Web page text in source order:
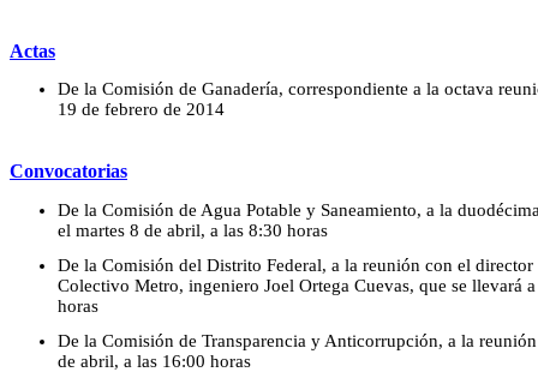
Actas
De la Comisión de Ganadería, correspondiente a la octava
19 de febrero de 2014
Convocatorias
De la Comisión de Agua Potable y Saneamiento, a la
el martes 8 de abril, a las 8:30 horas
De la Comisión del Distrito Federal, a la reunión con el director
Colectivo Metro, ingeniero Joel Ortega Cuevas, que se llevará
horas
De la Comisión de Transparencia y Anticorrupción, a la
de abril, a las 16:00 horas